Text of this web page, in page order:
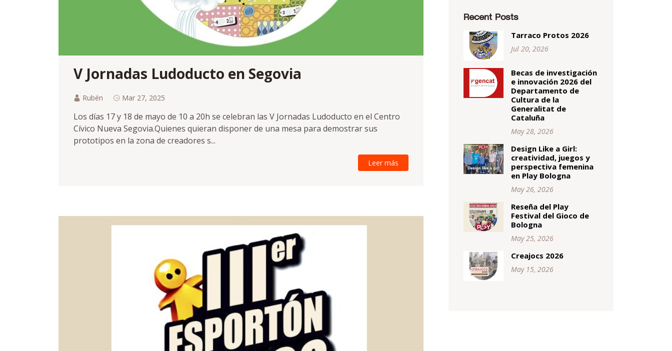
V Jornadas Ludoducto en Segovia
Rubén Mar 27, 2025
Los días 17 y 18 de mayo de 10 a 20h se celebran las V Jornadas Ludoducto en el Centro
Cívico Nueva Segovia.Quienes quieran disponer de una mesa para demostrar sus
prototipos en la zona de creadores s...
Leer más
Recent Posts
Tarraco Protos 2026
Jul 20, 2026
Becas de investigación
e innovación 2026 del
Departamento de
Cultura de la
Generalitat de
Cataluña
May 28, 2026
Design Like a Girl:
creatividad, juegos y
perspectiva femenina
en Play Bologna
May 26, 2026
Reseña del Play
Festival del Gioco de
Bologna
May 25, 2026
Creajocs 2026
May 15, 2026